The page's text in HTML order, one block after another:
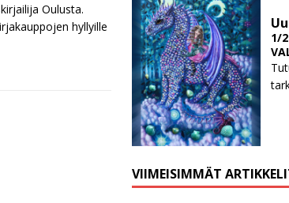
Oulusta.
hyllyille
1/
VIIMEISIMMÄT